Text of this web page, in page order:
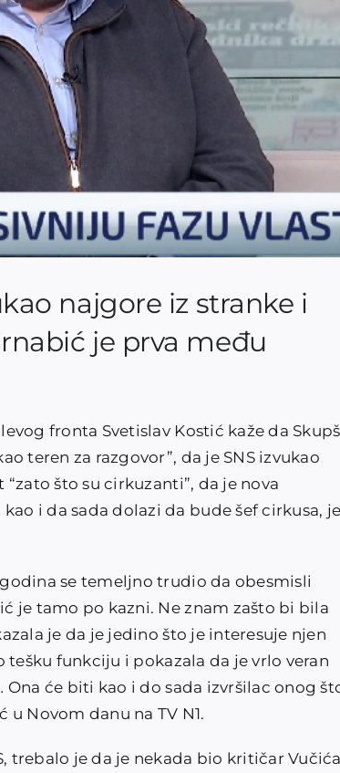
najgore iz stranke i
je prva među
fronta Svetislav Kostić kaže da
teren za razgovor”, da je SNS izvukao
što su cirkuzanti”, da je nova
i da sada dolazi da bude šef cirkusa,
se temeljno trudio da obesmisli
je tamo po kazni. Ne znam zašto bi bila
je da je jedino što je interesuje njen
funkciju i pokazala da je vrlo veran
će biti kao i do sada izvršilac onog
u Novom danu na TV N1.
trebalo je da je nekada bio kritičar